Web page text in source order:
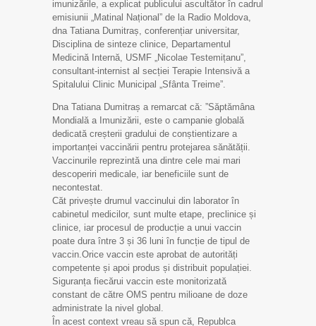
imunizările, a explicat publicului ascultător în cadrul
emisiunii „Matinal Național” de la Radio Moldova,
dna Tatiana Dumitraș, conferențiar universitar,
Disciplina de sinteze clinice, Departamentul
Medicină Internă, USMF „Nicolae Testemițanu”,
consultant-internist al secției Terapie Intensivă a
Spitalului Clinic Municipal „Sfânta Treime”.
Dna Tatiana Dumitraș a remarcat că: ”Săptămâna
Mondială a Imunizării, este o campanie globală
dedicată creșterii gradului de conștientizare a
importanței vaccinării pentru protejarea sănătății.
Vaccinurile reprezintă una dintre cele mai mari
descoperiri medicale, iar beneficiile sunt de
necontestat.
Căt privește drumul vaccinului din laborator în
cabinetul medicilor, sunt multe etape, preclinice și
clinice, iar procesul de producție a unui vaccin
poate dura între 3 și 36 luni în funcție de tipul de
vaccin.Orice vaccin este aprobat de autorități
competente și apoi produs și distribuit populației.
Siguranța fiecărui vaccin este monitorizată
constant de către OMS pentru milioane de doze
administrate la nivel global.
În acest context vreau să spun că, Republca